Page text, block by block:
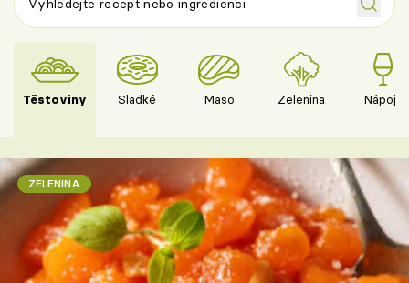
Těstoviny Sladké Maso Zelenina Nápoje
ZELENINA